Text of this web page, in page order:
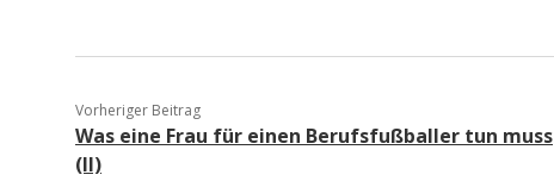
Vorheriger Beitrag
Was eine Frau für einen Berufsfußballer tun muss
(II)